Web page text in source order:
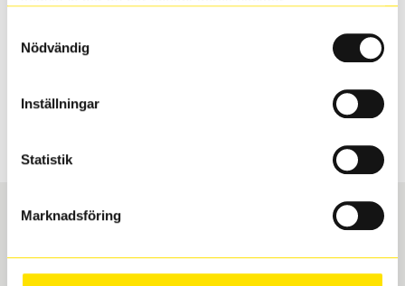
Nödvändig
Inställningar
Statistik
Marknadsföring
inte vara samma dimension som bilen hade ut från
Boka och hämta hos Däckspecialen